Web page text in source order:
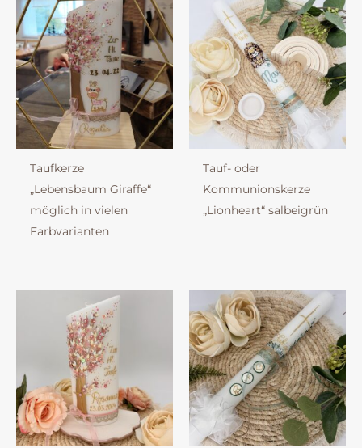
Taufkerze
„Lebensbaum Giraffe“
möglich in vielen
Farbvarianten
Tauf- oder
Kommunionskerze
„Lionheart“ salbeigrün